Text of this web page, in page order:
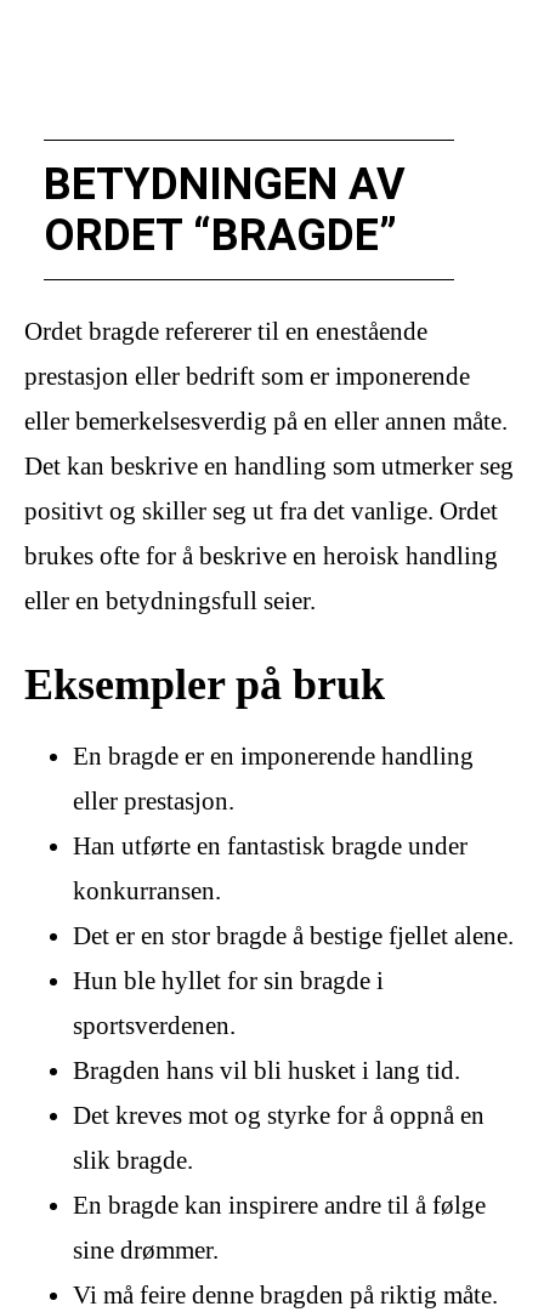
BETYDNINGEN AV
ORDET “BRAGDE”
Ordet bragde refererer til en enestående
prestasjon eller bedrift som er imponerende
eller bemerkelsesverdig på en eller annen måte.
Det kan beskrive en handling som utmerker seg
positivt og skiller seg ut fra det vanlige. Ordet
brukes ofte for å beskrive en heroisk handling
eller en betydningsfull seier.
Eksempler på bruk
En bragde er en imponerende handling
eller prestasjon.
Han utførte en fantastisk bragde under
konkurransen.
Det er en stor bragde å bestige fjellet alene.
Hun ble hyllet for sin bragde i
sportsverdenen.
Bragden hans vil bli husket i lang tid.
Det kreves mot og styrke for å oppnå en
slik bragde.
En bragde kan inspirere andre til å følge
sine drømmer.
Vi må feire denne bragden på riktig måte.